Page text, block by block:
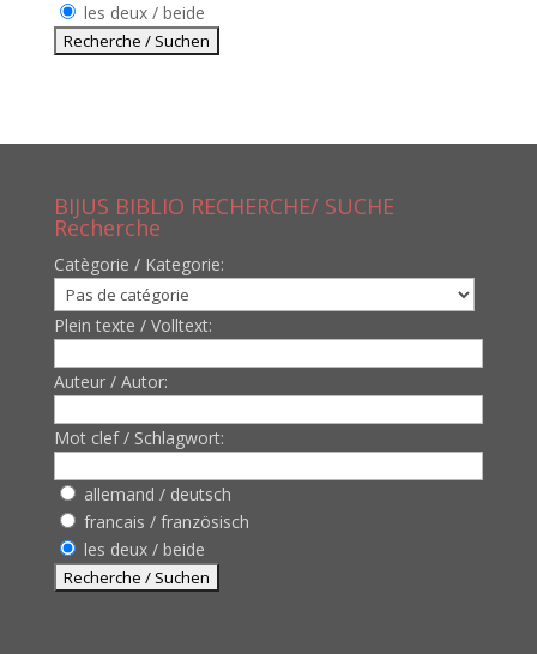
les deux / beide
BIJUS BIBLIO RECHERCHE/ SUCHE
Recherche
Catègorie / Kategorie:
Plein texte / Volltext:
Auteur / Autor:
Mot clef / Schlagwort:
allemand / deutsch
francais / französisch
les deux / beide